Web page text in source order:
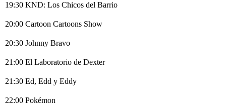
19:30 KND: Los Chicos del Barrio
20:00 Cartoon Cartoons Show
20:30 Johnny Bravo
21:00 El Laboratorio de Dexter
21:30 Ed, Edd y Eddy
22:00 Pokémon